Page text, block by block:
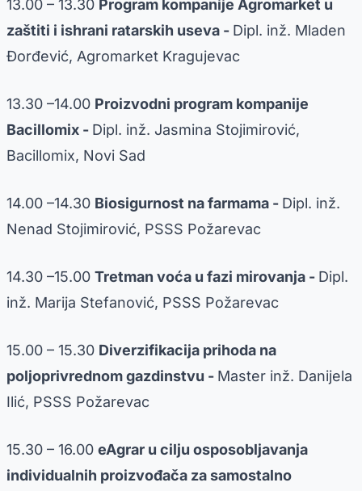
13.00 – 13.30 Program kompanije Agromarket u
zaštiti i ishrani ratarskih useva - Dipl. inž. Mladen
Đorđević, Agromarket Kragujevac
13.30 –14.00 Proizvodni program kompanije
Bacillomix - Dipl. inž. Jasmina Stojimirović,
Bacillomix, Novi Sad
14.00 –14.30 Biosigurnost na farmama - Dipl. inž.
Nenad Stojimirović, PSSS Požarevac
14.30 –15.00 Tretman voća u fazi mirovanja - Dipl.
inž. Marija Stefanović, PSSS Požarevac
15.00 – 15.30 Diverzifikacija prihoda na
poljoprivrednom gazdinstvu - Master inž. Danijela
Ilić, PSSS Požarevac
15.30 – 16.00 eAgrar u cilju osposobljavanja
individualnih proizvođača za samostalno